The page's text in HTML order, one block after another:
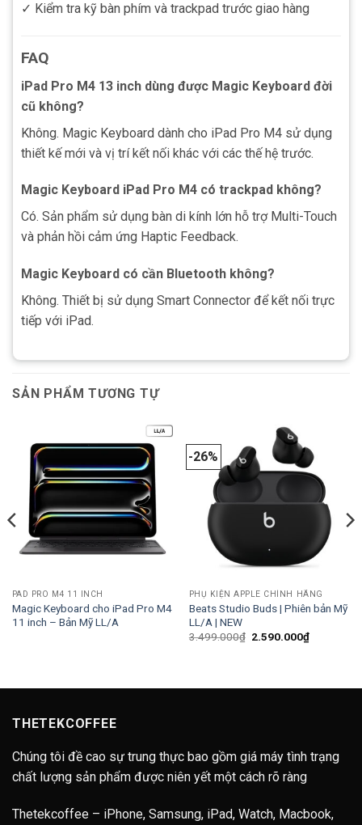
✓ Kiểm tra kỹ bàn phím và trackpad trước giao hàng
FAQ
iPad Pro M4 13 inch dùng được Magic Keyboard đời
cũ không?
Không. Magic Keyboard dành cho iPad Pro M4 sử dụng
thiết kế mới và vị trí kết nối khác với các thế hệ trước.
Magic Keyboard iPad Pro M4 có trackpad không?
Có. Sản phẩm sử dụng bàn di kính lớn hỗ trợ Multi-Touch
và phản hồi cảm ứng Haptic Feedback.
Magic Keyboard có cần Bluetooth không?
Không. Thiết bị sử dụng Smart Connector để kết nối trực
tiếp với iPad.
SẢN PHẨM TƯƠNG TỰ
PAD PRO M4 11 INCH
Magic Keyboard cho iPad Pro M4
11 inch – Bản Mỹ LL/A
-26%
PHỤ KIỆN APPLE CHÍNH HÃNG
Beats Studio Buds | Phiên bản Mỹ
LL/A | NEW
3.499.000₫ Giá
2.590.000₫Giá
hiện
THETEKCOFFEE
Chúng tôi đề cao sự trung thực bao gồm giá máy tình trạng
chất lượng sản phẩm được niên yết một cách rõ ràng
Thetekcoffee – iPhone, Samsung, iPad, Watch, Macbook,